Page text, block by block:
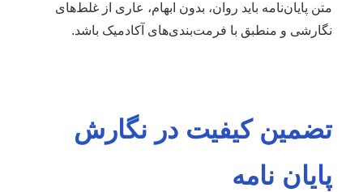
متن پایان‌نامه باید روان، بدون ابهام، عاری از غلط‌های
نگارشی و منطبق با فرمت‌بندی‌های آکادمیک باشد.
تضمین کیفیت در نگارش
پایان نامه